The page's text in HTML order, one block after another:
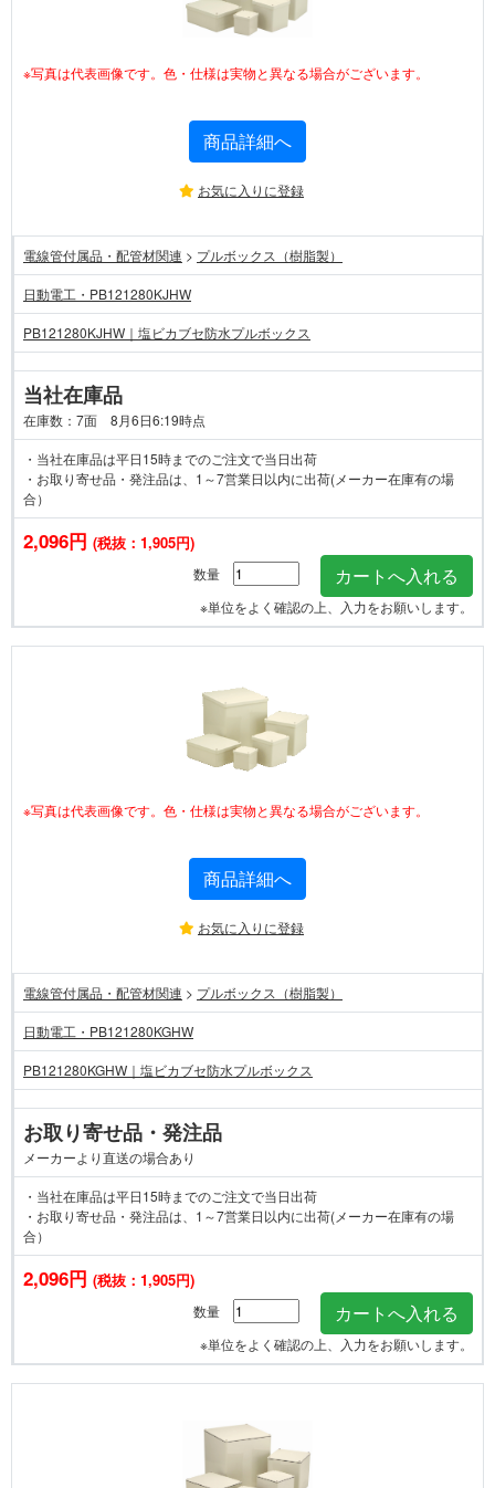
※写真は代表画像です。色・仕様は実物と異なる場合がございます。
商品詳細へ
お気に入りに登録
電線管付属品・配管材関連 > プルボックス（樹脂製）
日動電工・PB121280KJHW
PB121280KJHW｜塩ビカブセ防水プルボックス
当社在庫品
在庫数：7面 8月6日6:19時点
・当社在庫品は平日15時までのご注文で当日出荷
・お取り寄せ品・発注品は、1～7営業日以内に出荷(メーカー在庫有の場
合）
2,096円 (税抜：1,905円)
数量
※単位をよく確認の上、入力をお願いします。
※写真は代表画像です。色・仕様は実物と異なる場合がございます。
商品詳細へ
お気に入りに登録
電線管付属品・配管材関連 > プルボックス（樹脂製）
日動電工・PB121280KGHW
PB121280KGHW｜塩ビカブセ防水プルボックス
お取り寄せ品・発注品
メーカーより直送の場合あり
・当社在庫品は平日15時までのご注文で当日出荷
・お取り寄せ品・発注品は、1～7営業日以内に出荷(メーカー在庫有の場
合）
2,096円 (税抜：1,905円)
数量
※単位をよく確認の上、入力をお願いします。